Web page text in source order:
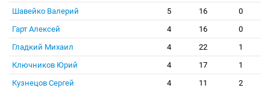
Шавейко Валерий
5 16
0
Гарт Алексей
4 16
0
Гладкий Михаил
4 22
1
Ключников Юрий
4 17
1
Кузнецов Сергей
4 11
2